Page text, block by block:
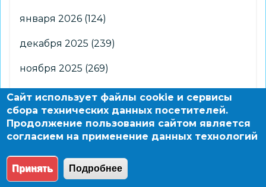
января 2026 (124)
декабря 2025 (239)
ноября 2025 (269)
октября 2025(266)
сентября 2025 (176)
августа 2025 (2)
© 2004 - 2026 Новосибирский информационно-
Сайт использует файлы cookie и сервисы
сбора технических данных посетителей.
Продолжение пользования сайтом является
согласием на применение данных технологий
Принять Подробнее